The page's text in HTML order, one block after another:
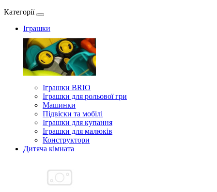
Категорії
Іграшки
Іграшки BRIO
Іграшки для рольової гри
Машинки
Підвіски та мобілі
Іграшки для купання
Іграшки для малюків
Конструктори
Дитяча кімната